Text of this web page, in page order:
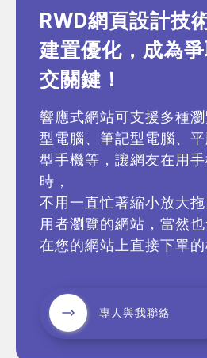
RWD網頁設計技
建置優化，成為
交關鍵！
響應式網站可支援多種
型電腦、筆記型電腦、
型手機等，讓網友在用
時，
不用一直忙著縮小放大
用者瀏覽的網站，當然
在您的網站上直接下單的
專人與我聯絡